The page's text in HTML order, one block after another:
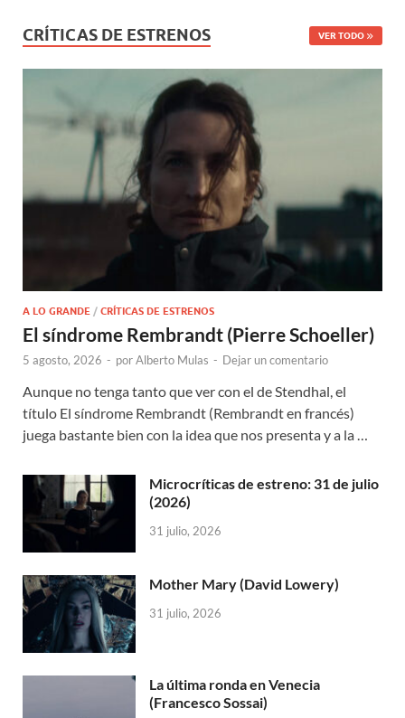
CRÍTICAS DE ESTRENOS VER TODO
A LO GRANDE / CRÍTICAS DE ESTRENOS
El síndrome Rembrandt (Pierre Schoeller)
5 agosto, 2026 - porAlberto Mulas - Dejar un comentario
Aunque no tenga tanto que ver con el de Stendhal, el
título El síndrome Rembrandt (Rembrandt en francés)
juega bastante bien con la idea que nos presenta y a la …
Microcríticas de estreno: 31 de julio
(2026)
31 julio, 2026
Mother Mary (David Lowery)
31 julio, 2026
La última ronda en Venecia
(Francesco Sossai)